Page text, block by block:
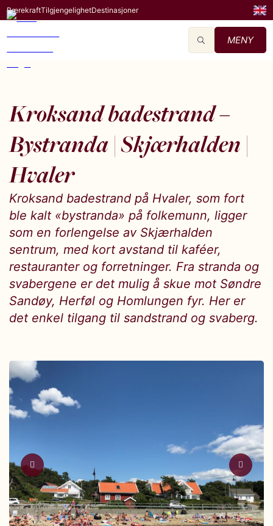
BærekraftTilgjengelighetDestinasjoner
MENY
Kroksand badestrand –
Bystranda | Skjærhalden |
Hvaler
Kroksand badestrand på Hvaler, som fort
ble kalt «bystranda» på folkemunn, ligger
som en forlengelse av Skjærhalden
sentrum, med kort avstand til kaféer,
restauranter og forretninger. Fra stranda og
svabergene er det mulig å skue mot Søndre
Sandøy, Herføl og Homlungen fyr. Her er
det enkel tilgang til sandstrand og svaberg.